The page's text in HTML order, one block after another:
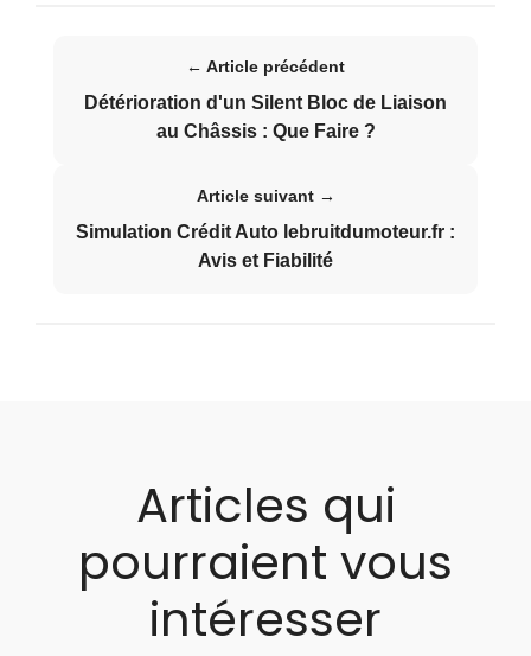
← Article précédent
Détérioration d'un Silent Bloc de Liaison
au Châssis : Que Faire ?
Article suivant →
Simulation Crédit Auto lebruitdumoteur.fr :
Avis et Fiabilité
Articles qui
pourraient vous
intéresser